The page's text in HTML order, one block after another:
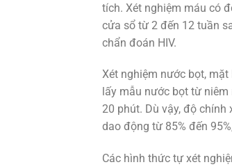
tích. Xét nghiệm máu có
cửa sổ từ 2 đến 12 tuần
chẩn đoán HIV.
Xét nghiệm nước bọt,
lấy mẫu nước bọt từ
20 phút. Dù vậy, độ
dao động từ 85% đến
Các hình thức tự xét